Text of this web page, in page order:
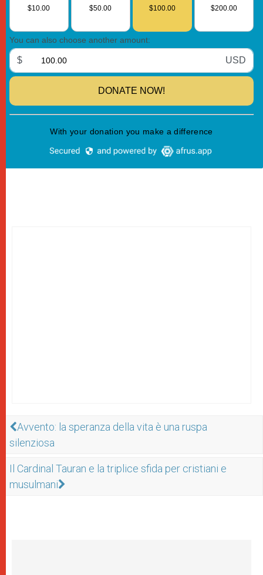
Avvento: la speranza della vita è una ruspa
silenziosa
Il Cardinal Tauran e la triplice sfida per cristiani e
musulmani